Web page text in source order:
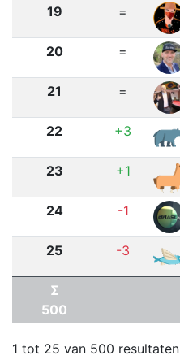
19 =
20 =
21 =
22 +3
23 +1
24 -1
25 -3
Σ
500
1 tot 25 van 500 resultaten